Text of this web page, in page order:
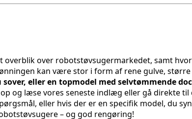
over robotstøvsugermarkedet, samt
kan være stor i form af rene gulve,
eller en topmodel med selvtømmende
og læse vores seneste indlæg eller gå direkte
eller hvis der er en specifik model, du
– og god rengøring!